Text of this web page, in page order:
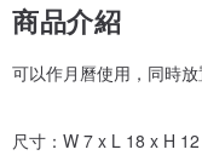
商品介紹
可以作月曆使用，同時放
尺寸：W 7 x L 18 x H